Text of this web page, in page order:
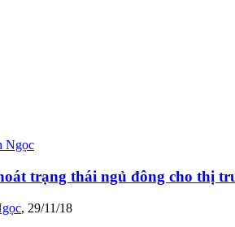
trạng thái ngủ đông cho thị
, 29/11/18